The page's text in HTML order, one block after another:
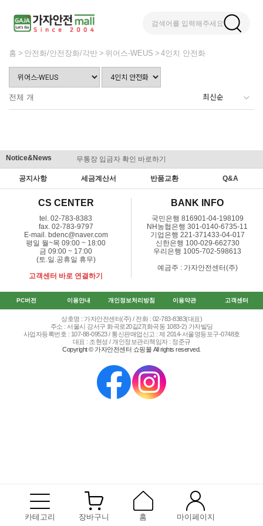
검색어를 입력해주세요
카테고리 장바구니 홈 마이페이지
홈 안전화/안전장화/각반 위어스-WEUS 4인치 안전화
전체 개
Notice&News 무통장 입금자 확인 바로하기
공지사항 세금계산서 반품교환 Q&A
CS CENTER
tel. 02-783-8383
fax. 02-783-9797
E-mail. bdenc@naver.com
평일 월~목 09:00 ~ 18:00
금 09:00 ~ 17:00
(토.일.공휴일 휴무)
고객센터 바로 연결하기
BANK INFO
국민은행 816901-04-198109
NH농협은행 301-0140-6735-11
기업은행 221-371433-04-017
신한은행 100-029-662730
우리은행 1005-702-598613
예금주 : 가자안전센터(주)
PC버전 이용안내 개인정보처리방침 이용약관 고객센터
상호명 : 가자안전센터(주) / 전화 : 02-783-8383(대표)
주소 : 서울시 강서구 화곡로20길27(화곡동 1083-2) 가자빌딩
사업자등록번호 : 107-88-09523 / 통신판매업신고 : 제 2014-서울영등포구-0748호
대표 : 조현성 / 개인정보관리책임자 : 정준규
Copyright © 가자안전센터 쇼핑몰 All rights reserved.